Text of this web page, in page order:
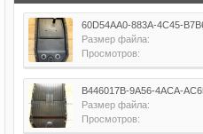
Размер файла:
Просмотров:
Размер файла:
Просмотров: